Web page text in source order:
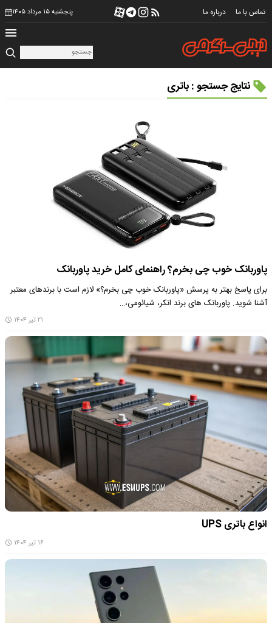
تماس با ما درباره ما پنجشنبه ۱۵ مرداد ۱۴۰۵
نتایج جستجو : باتری
پاوربانک خوب چی بخرم؟ راهنمای کامل خرید پاوربانک
برای پاسخ بهتر به پرسش «پاوربانک خوب چی بخرم؟» لازم است با برندهای معتبر
آشنا شوید. پاوربانک های برند انکر، شیائومی،…
۲۱ تیر ۱۴۰۴
انواع باتری UPS
۱۶ تیر ۱۴۰۴